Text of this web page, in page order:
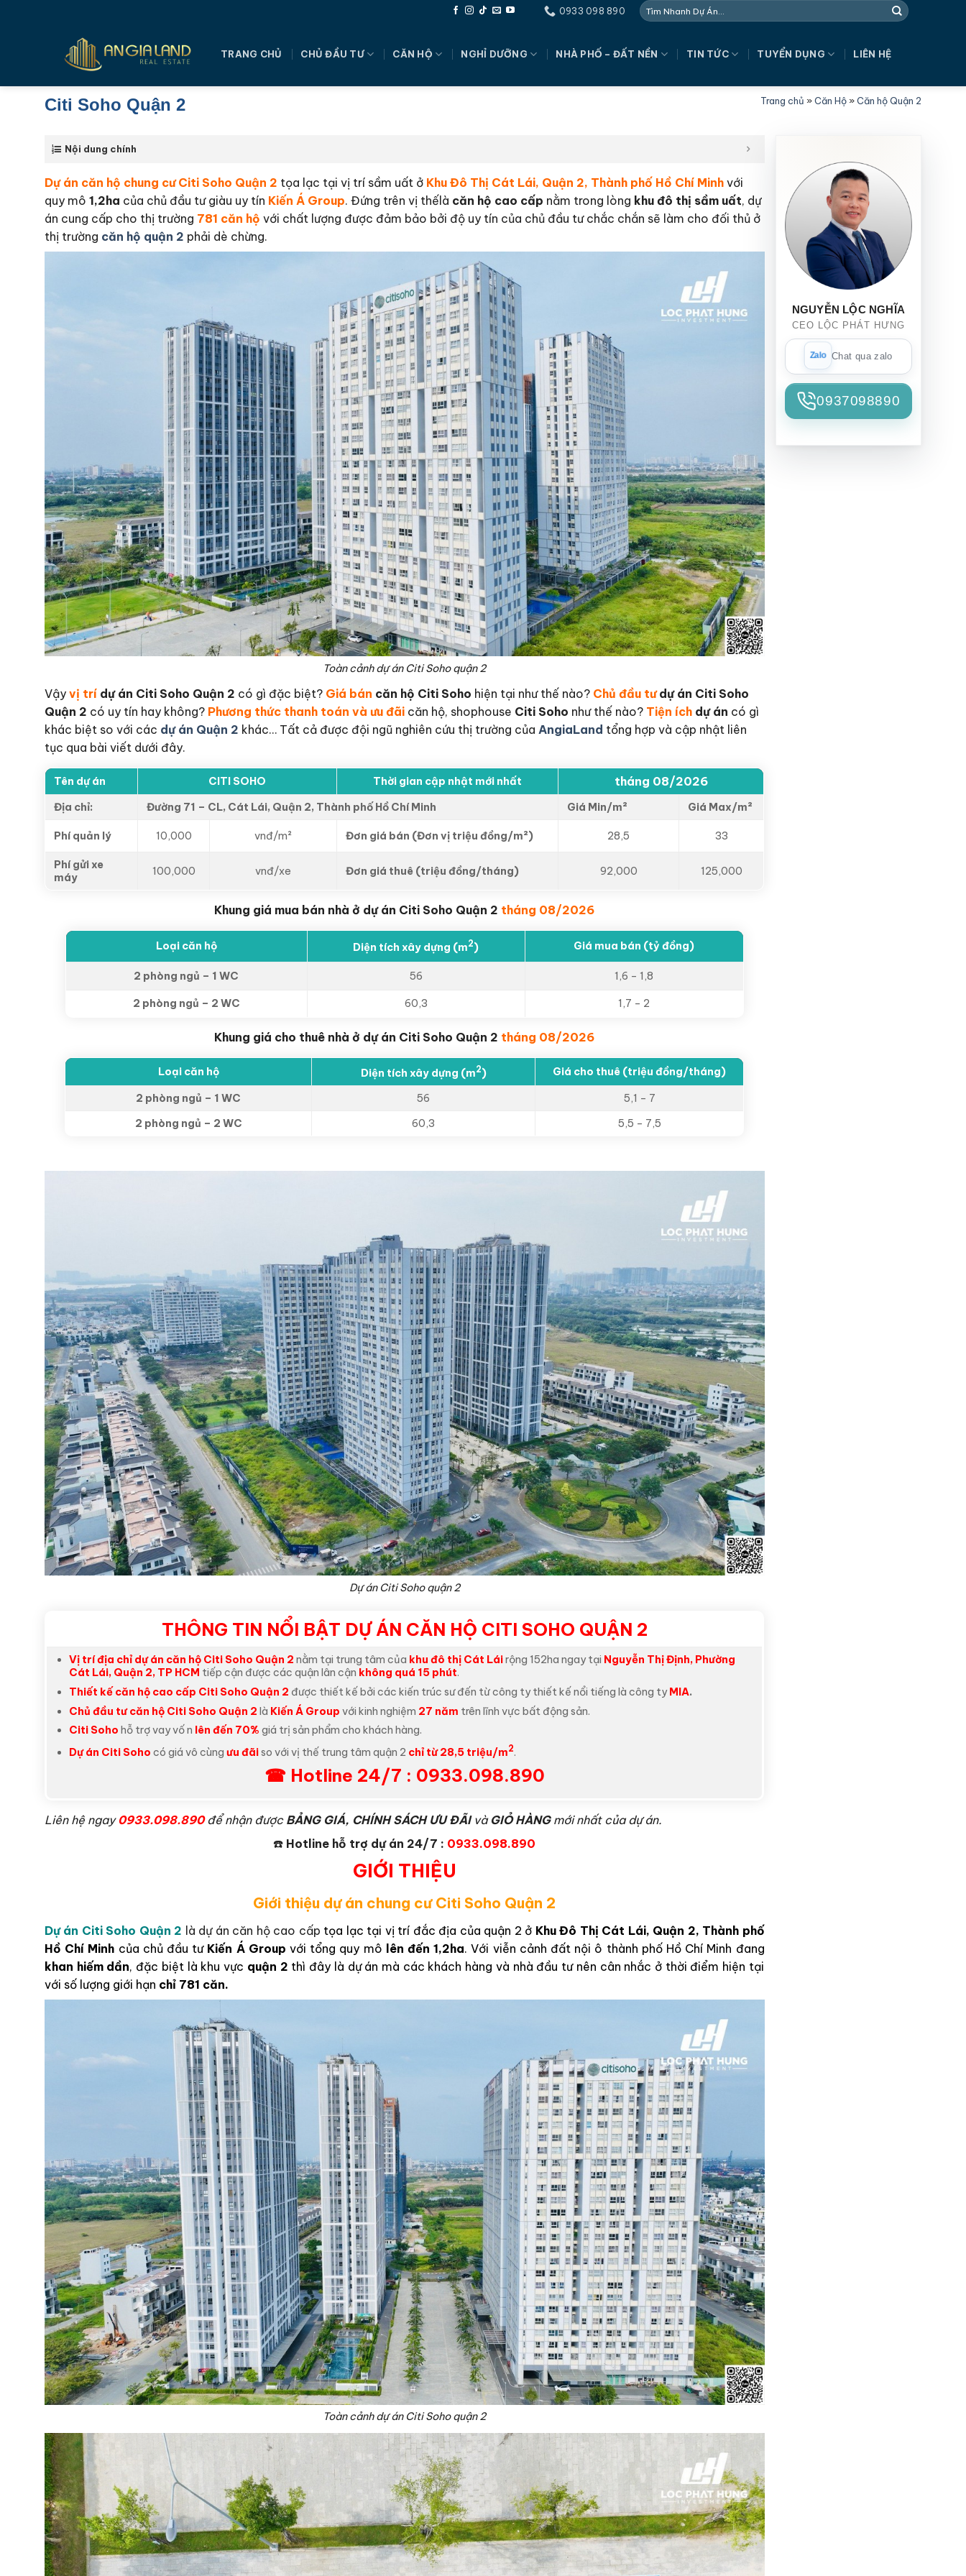
0933 098 890
TRANG CHỦ CHỦ ĐẦU TƯ CĂN HỘ NGHỈ DƯỠNG NHÀ PHỐ – ĐẤT NỀN TIN TỨC TUYỂN DỤNG LIÊN HỆ
Citi Soho Quận 2 Trang chủ »Căn Hộ»Căn hộ Quận 2
Nội dung chính
Dự án căn hộ chung cư Citi Soho Quận 2 tọa lạc tại vị trí sầm uất ở Khu Đô Thị Cát Lái, Quận 2, Thành phố Hồ Chí Minh với
quy mô 1,2ha của chủ đầu tư giàu uy tín Kiến Á Group. Đứng trên vị thếlà căn hộ cao cấp nằm trong lòng khu đô thị sầm uất, dự
án cung cấp cho thị trường 781 căn hộ với chất lượng được đảm bảo bởi độ uy tín của chủ đầu tư chắc chắn sẽ làm cho đối thủ ở
thị trường căn hộ quận 2 phải dè chừng.
Toàn cảnh dự án Citi Soho quận 2
Vậy vị trí dự án Citi Soho Quận 2 có gì đặc biệt? Giá bán căn hộ Citi Soho hiện tại như thế nào? Chủ đầu tưdự án Citi Soho
Quận 2 có uy tín hay không? Phương thức thanh toán và ưu đãi căn hộ, shophouse Citi Soho như thế nào? Tiện ích dự án có gì
khác biệt so với các dự án Quận 2 khác… Tất cả được đội ngũ nghiên cứu thị trường của AngiaLand tổng hợp và cập nhật liên
tục qua bài viết dưới đây.
Tên dự án CITI SOHO Thời gian cập nhật mới nhất tháng 08/2026
Địa chỉ: Đường 71 – CL, Cát Lái, Quận 2, Thành phố Hồ Chí Minh Giá Min/m² Giá Max/m²
Phí quản lý 10,000 vnđ/m² Đơn giá bán (Đơn vị triệu đồng/m²) 28,5 33
Phí gửi xe
máy
100,000 vnđ/xe Đơn giá thuê (triệu đồng/tháng) 92,000 125,000
Khung giá mua bán nhà ở dự án Citi Soho Quận 2 tháng 08/2026
Loại căn hộ Diện tích xây dựng (m2) Giá mua bán (tỷ đồng)
2 phòng ngủ – 1 WC 56 1,6 – 1,8
2 phòng ngủ – 2 WC 60,3 1,7 – 2
Khung giá cho thuê nhà ở dự án Citi Soho Quận 2 tháng 08/2026
Loại căn hộ Diện tích xây dựng (m2) Giá cho thuê (triệu đồng/tháng)
2 phòng ngủ – 1 WC 56
5,1 – 7
2 phòng ngủ – 2 WC
60,3 5,5 – 7,5
Dự án Citi Soho quận 2
THÔNG TIN NỔI BẬT DỰ ÁN CĂN HỘ CITI SOHO QUẬN 2
Vị trí địa chỉ dự án căn hộ Citi Soho Quận 2 nằm tại trung tâm của khu đô thị Cát Láirộng 152ha ngay tại Nguyễn Thị Định, Phường
Cát Lái, Quận 2, TP HCM tiếp cận được các quận lân cận không quá 15 phút.
Thiết kế căn hộ cao cấp Citi Soho Quận 2 được thiết kế bởi các kiến trúc sư đến từ công ty thiết kế nổi tiếng là công tyMIA.
Chủ đầu tư căn hộ Citi Soho Quận 2 là Kiến Á Group với kinh nghiệm 27 năm trên lĩnh vực bất động sản.
Citi Soho hỗ trợ vay vố n lên đến 70% giá trị sản phẩm cho khách hàng.
Dự án Citi Sohocó giá vô cùngưu đãiso với vị thế trung tâm quận 2 chỉ từ 28,5 triệu/m2.
☎ Hotline 24/7 : 0933.098.890
Liên hệ ngay 0933.098.890để nhận được BẢNG GIÁ, CHÍNH SÁCH ƯU ĐÃIvàGIỎ HÀNGmới nhất của dự án.
☎️ Hotline hỗ trợ dự án 24/7 : 0933.098.890
GIỚI THIỆU
Giới thiệu dự án chung cư Citi Soho Quận 2
Dự án Citi Soho Quận 2 là dự án căn hộ cao cấp tọa lạc tại vị trí đắc địa của quận 2 ở Khu Đô Thị Cát Lái, Quận 2, Thành phố
Hồ Chí Minh của chủ đầu tưKiến Á Groupvới tổng quy mô lên đến 1,2ha. Với viễn cảnh đất nội ô thành phố Hồ Chí Minh đang
khan hiếm dần, đặc biệt là khu vực quận 2 thì đây là dự án mà các khách hàng và nhà đầu tư nên cân nhắc ở thời điểm hiện tại
với số lượng giới hạn chỉ 781 căn.
Toàn cảnh dự án Citi Soho quận 2
NGUYỄN LỘC NGHĨA
CEO LỘC PHÁT HƯNG
Chat qua zalo
0937098890